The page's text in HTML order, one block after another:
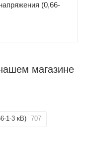
(0,66-
магазине
1-3 кВ) 707